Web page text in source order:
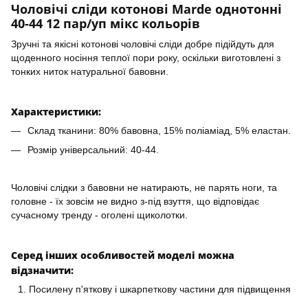
Чоловічі сліди котонові Marde однотонні
40-44 12 пар/уп мікс кольорів
Зручні та якісні котонові чоловічі сліди добре підійдуть для
щоденного носіння теплої пори року, оскільки виготовлені з
тонких ниток натуральної бавовни.
Характеристики:
Склад тканини: 80% бавовна, 15% поліаміад, 5% еластан.
Розмір універсальний: 40-44.
Чоловічі слідки з бавовни не натирають, не парять ноги, та
головне - їх зовсім не видно з-під взуття, що відповідає
сучасному тренду - оголені щиколотки.
Серед інших особливостей моделі можна
відзначити:
Посилену п'яткову і шкарпеткову частини для підвищення